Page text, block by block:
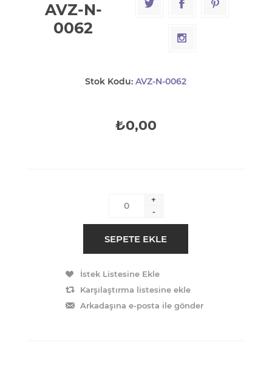
AVZ-N-
0062
Stok Kodu: AVZ-N-0062
₺0,00
+
-